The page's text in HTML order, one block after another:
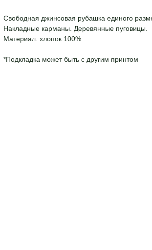
Свободная джинсовая рубашка единого
Накладные карманы. Деревянные пуговицы.
Материал: хлопок 100%
*Подкладка может быть с другим принтом